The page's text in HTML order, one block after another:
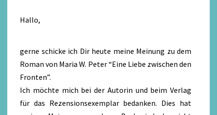
Hallo,
gerne schicke ich Dir heute meine Meinung zu dem
Roman von Maria W. Peter “Eine Liebe zwischen den
Fronten”.
Ich möchte mich bei der Autorin und beim Verlag
für das Rezensionsexemplar bedanken. Dies hat